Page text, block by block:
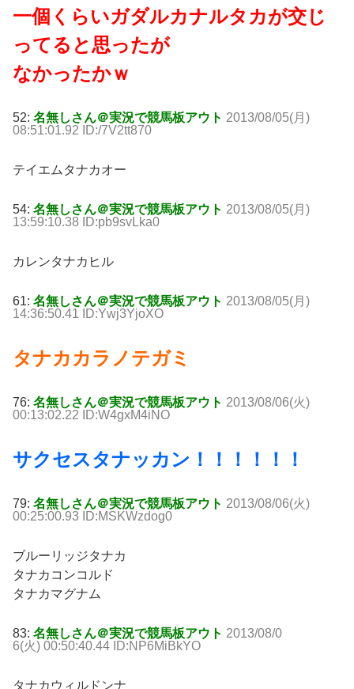
一個くらいガダルカナルタカが交じ
ってると思ったが
なかったかｗ
52: 名無しさん＠実況で競馬板アウト 2013/08/05(月)
08:51:01.92 ID:/7V2tt870
テイエムタナカオー
54: 名無しさん＠実況で競馬板アウト 2013/08/05(月)
13:59:10.38 ID:pb9svLka0
カレンタナカヒル
61: 名無しさん＠実況で競馬板アウト 2013/08/05(月)
14:36:50.41 ID:Ywj3YjoXO
タナカカラノテガミ
76: 名無しさん＠実況で競馬板アウト 2013/08/06(火)
00:13:02.22 ID:W4gxM4iNO
サクセスタナッカン！！！！！！
79: 名無しさん＠実況で競馬板アウト 2013/08/06(火)
00:25:00.93 ID:MSKWzdog0
ブルーリッジタナカ
タナカコンコルド
タナカマグナム
83: 名無しさん＠実況で競馬板アウト 2013/08/0
6(火) 00:50:40.44 ID:NP6MiBkYO
タナカウィルドンナ